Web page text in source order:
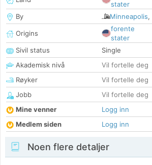
stater
By
Minneapolis,
Origins
forente
stater
Sivil status
Single
Akademisk nivå
Vil fortelle deg
Røyker
Vil fortelle deg
Jobb
Vil fortelle deg
Mine venner
Logg inn
Medlem siden
Logg inn
Noen flere detaljer